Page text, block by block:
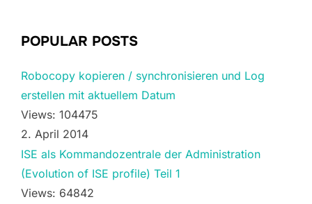
POPULAR POSTS
Robocopy kopieren / synchronisieren und Log
erstellen mit aktuellem Datum
Views: 104475
2. April 2014
ISE als Kommandozentrale der Administration
(Evolution of ISE profile) Teil 1
Views: 64842